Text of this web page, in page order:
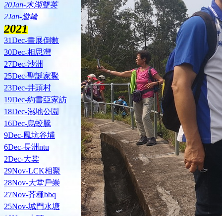
20Jan-木湖雙英
2Jan-遊輪
2021
31Dec-畫展倒數
30Dec-相思灣
27Dec-沙洲
25Dec-聖誕家聚
23Dec-井頭村
19Dec-約書亞家訪
18Dec-濕地公園
16Dec-烏蛟騰
9Dec-鳳坑谷埔
6Dec-長洲ntu
2Dec-大棠
29Nov-LCK相聚
28Nov-大堂戶崇
27Nov-芥種bbq
25Nov-城門水塘